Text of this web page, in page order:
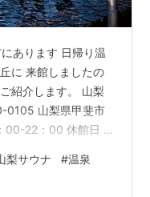
あります 日帰り温
に 来館しましたの
紹介します。 山梨
0105 山梨県甲斐市
00-22：00 休館日 偶
丘さん。 本日は甲
策。 すべての行程
梨サウナ #温泉